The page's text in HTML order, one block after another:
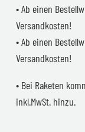
• Ab einen
Versandkosten!
• Ab einen
Versandkosten!
• Bei Raketen
inkl.MwSt. hinzu.